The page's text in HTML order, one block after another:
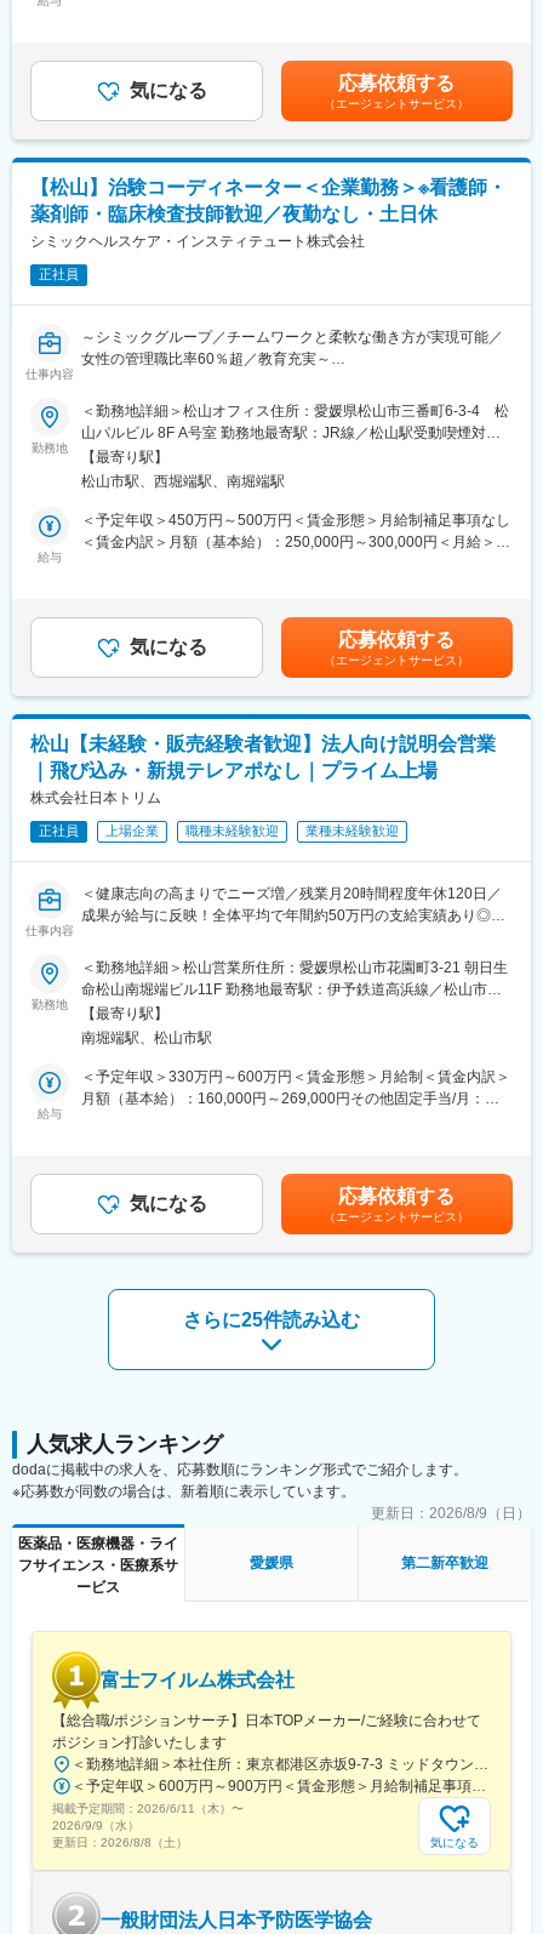
【同社について】
当社は売上高256億円、全国77拠点、従業員数570名規模を誇る調
剤機器メーカーです。1971年創業と半世紀以上歴史をもち、特に
1980年代から他社に先駆けてスウェーデンなどヨーロッパに販売
網を拡大してきました。国内だけでなく、海外での売上も安定的
に伸びているため経営が安定しています。
献性も高く、今後の高齢化社会において成長が見込める成長産業
です。 また、病院や介護施設の業務軽減に貢献する事で、患者
様、利用者様へのサービス向上に直結する為、大変やりがいのあ
■キャリアアップについて：
本人の頑張りを昇給、昇格にて評価される制度が御座います。ま
た、事業拡大に伴い、新規の営業所も出店しており、営業所長や
エリアを管理する責任者などのポストがある為、早期のキャリア
アップが見込めます。 ※実際に入社4年前後で所長になった中途入
社の方もいらっしゃいます。
当社は入院中に必要となるアメニティ(パジャマ・タオル・日用
品）をレンタルするアメニティサポートシステムを提供している
レンタルだけでなく、病院・介護施設内での申込の受付業務から
ご利用者への提供・回収・請求まで全て弊社で受け持っておりま
す。そのため医療・介護施設の業務負担の軽減もでき多くのメリ
ットがあります。拠点は北海道から九州まで展開し、毎年増収・
変更の範囲：会社の定める業務
無＞有＜残業手当＞有＜給与補足＞※経験・能力・前職の給与など
を考慮するため上下する可能性があります・評価：年2回（4月・
10月/売上実績だけでなく取り組み姿勢や提案プロセスなどの定性
評価も重視）・年収例：370-480万円(主任/入社2-3年)⇒420-550
万円(係長/入社3-5年)賃金はあくまでも目安の金額であり、選考を
通じて上下する可能性があります。月給(月額)は固定手当を含めた
表記です。
気になる 応募依頼する
（エージェントサービス）
【松山】治験コーディネーター＜企業勤務＞※看護師・
薬剤師・臨床検査技師歓迎／夜勤なし・土日休
シミックヘルスケア・インスティテュート株式会社
正社員
仕事内容
～シミックグループ／チームワークと柔軟な働き方が実現可能／
女性の管理職比率60％超／教育充実～
や私たちのQOLを向上させるべく新しい治療法を開発する必要が
あります。今回は治験を実施する際の被験者および医療機関のサ
ポートを担う治験コーディネーター（通称CRC）を募集していま
す。
・治験被験者である患者さんへの内容説明補助、ケア／相談
・治験担当医師の補助
・検査／投薬スケジュール調整、治験データの管理 など
奮闘する医師やスタッフなど携わる相手が多いです。現在治療法
がなく苦しんでいる患者さんに対して薬を届けられ、最前線で治
療にあたる医師やスタッフのサポートを行え、無事に治験が終了
未経験で転職してくる方も多く、教育体制を充実させています。
入社は原則偶数月と決まっており、同期入社者とともに2週間弱本
社にて集合研修を行います。会社のことや業務を遂行する上で必
要な法令から実務まで座学やロープレを交えながら学んでいきま
す。その後、各拠点に配属され業務を引継ぎながらOJT担当者と
ともに医療機関へ同行するなど、徐々に業務を慣れていきます。
確認テストやチェックシートを用いながら習熟度を測り、1年程度
で一人で担当を持てるようになります。その後も定期的に中途入
社者に対してフォローを行う体制が整っています。
■同社の魅力：
ったときや先輩や上司がサポートしてくれるため安心して進めら
れます。また、家族の急な体調不良や突発休の場合にも周囲が代
理対応をしてくれる風土があり、チームワークが強みです。
・働きやすい環境：2019年度の月間の平均残業は12.1時間。管理
社「管理職登用度（2019年）」でも5位にランクインし、ライフ
イベントの多い女性も活躍しやすい環境といえます。正社員は転
勤務地
＜勤務地詳細＞松山オフィス住所：愛媛県松山市三番町6-3-4 松
山パルビル 8F A号室 勤務地最寄駅：JR線／松山駅受動喫煙対
策：屋内全面禁煙変更の範囲：会社の定める事業所
【最寄り駅】
松山市駅、西堀端駅、南堀端駅
給与
＜予定年収＞450万円～500万円＜賃金形態＞月給制補足事項なし
＜賃金内訳＞月額（基本給）：250,000円～300,000円＜月給＞
気になる 応募依頼する
（エージェントサービス）
松山【未経験・販売経験者歓迎】法人向け説明会営業
｜飛び込み・新規テレアポなし｜プライム上場
株式会社日本トリム
正社員 上場企業 職種未経験歓迎 業種未経験歓迎
仕事内容
＜健康志向の高まりでニーズ増／残業月20時間程度年休120日／
成果が給与に反映！全体平均で年間約50万円の支給実績あり◎＞
【仕事の内容】
当社は、東証プライム上場の電解水素水整水器メーカーです。
今回募集するのは、法人企業の従業員様向けに製品説明会・体験
会を行う営業職です。
新規飛び込みや無作為なテレアポではなく、代理店からの紹介先
やお問い合わせのあった法人様が中心です。
入社後は専任トレーナーがつき、商品知識・説明トーク・商談の
【求人ポイント◎】
■未経験の方も歓迎です。異業種・営業未経験から入社された方も
■成績等に応じて若くしてのキャリアアップが可能です。(30代で
の支店長登用実績多数あり)
■固定給に加え、販売実績に応じたインセンティブ制度がありま
全体平均で年間約50万円の支給実績があり、成果に応じてさらに
に目標を持っていただきます。
■転勤は基本的にありません。(管理職になった場合、打診可能性
はありますが意向に沿います。)
【中途入社者アンケート】
■入社を決めた理由
（1）社会貢献できる・お客様に喜んで頂ける
（2）安定性・信頼性
■働いてみて感じた魅力
（1）人間関係が良い、先輩が親切
（2）社会貢献できる、客様に喜んで頂ける・応援頂ける
（3）様々な業界の普段会えない役職者に会える
【企業紹介WEBページ】
■会社概要
https://www.youtube.com/watch?v=Ge4KiEjNYaM
■採用サイト内動画ページ
https://trim-saiyo.jp/movie/
勤務地
＜勤務地詳細＞松山営業所住所：愛媛県松山市花園町3-21 朝日生
命松山南堀端ビル11F 勤務地最寄駅：伊予鉄道高浜線／松山市駅
受動喫煙対策：屋内全面禁煙変更の範囲：会社の定める事業所
【最寄り駅】
南堀端駅、松山市駅
給与
＜予定年収＞330万円～600万円＜賃金形態＞月給制＜賃金内訳＞
月額（基本給）：160,000円～269,000円その他固定手当/月：
業手当＞有＜給与補足＞■固定給に加え、販売実績に応じたインセ
ンティブ制度があります。■昇給年１回■賞与：年2回（7月・12
月）賃金はあくまでも目安の金額であり、選考を通じて上下する
可能性があります。月給(月額)は固定手当を含めた表記です。
気になる 応募依頼する
（エージェントサービス）
さらに25件読み込む
人気求人ランキング
dodaに掲載中の求人を、応募数順にランキング形式でご紹介します。
※応募数が同数の場合は、新着順に表示しています。
更新日： 2026/8/9（日）
医薬品・医療機器・ライ
フサイエンス・医療系サ
ービス
愛媛県 第二新卒歓迎
富士フイルム株式会社
【総合職/ポジションサーチ】日本TOPメーカー/ご経験に合わせて
ポジション打診いたします
＜勤務地詳細＞本社住所：東京都港区赤坂9-7-3 ミッドタウン・ウェスト勤務地最寄駅：東京メトロ日比谷線／都営大江戸線／六本木駅受動喫煙対策：敷地内全面禁煙
＜予定年収＞600万円～900万円＜賃金形態＞月給制補足事項なし＜賃金内訳＞月額（基本給）：300,000円～500,000円＜月給＞300,000円～500,000円＜昇給有無＞有＜残業手当＞有賃金はあくまでも目安の金額であり、選考を通じて上下する可能性があります。月給(月額)は固定手当を含めた表記です。
掲載予定期間： 2026/6/11（木） 〜
2026/9/9（水）
更新日： 2026/8/8（土） 気になる
一般財団法人日本予防医学協会